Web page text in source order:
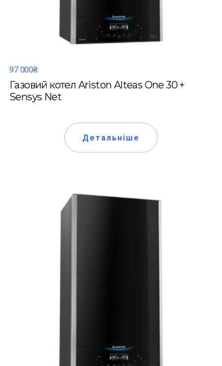
97 000₴
Газовий котел Ariston Alteas One 30 +
Sensys Net
Детальніше